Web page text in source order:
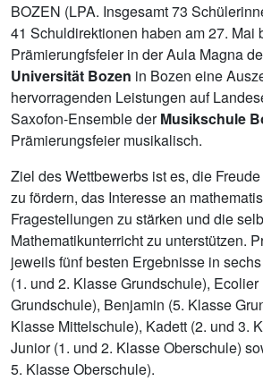
BOZEN (LPA. Insgesamt 73
41 Schuldirektionen haben am 27. Mai
Prämierungfsfeier in der Aula Magna
Universität Bozen in Bozen eine
hervorragenden Leistungen auf
Saxofon-Ensemble derMusikschule
Prämierungsfeier musikalisch.
Ziel des Wettbewerbs ist es, die
zu fördern, das Interesse an
Fragestellungen zu stärken und die
Mathematikunterricht zu unterstützen.
jeweils fünf besten Ergebnisse in
(1. und 2. Klasse Grundschule),
Grundschule), Benjamin (5. Klasse
Klasse Mittelschule), Kadett (2. und 3.
Junior (1. und 2. Klasse Oberschule)
5. Klasse Oberschule).